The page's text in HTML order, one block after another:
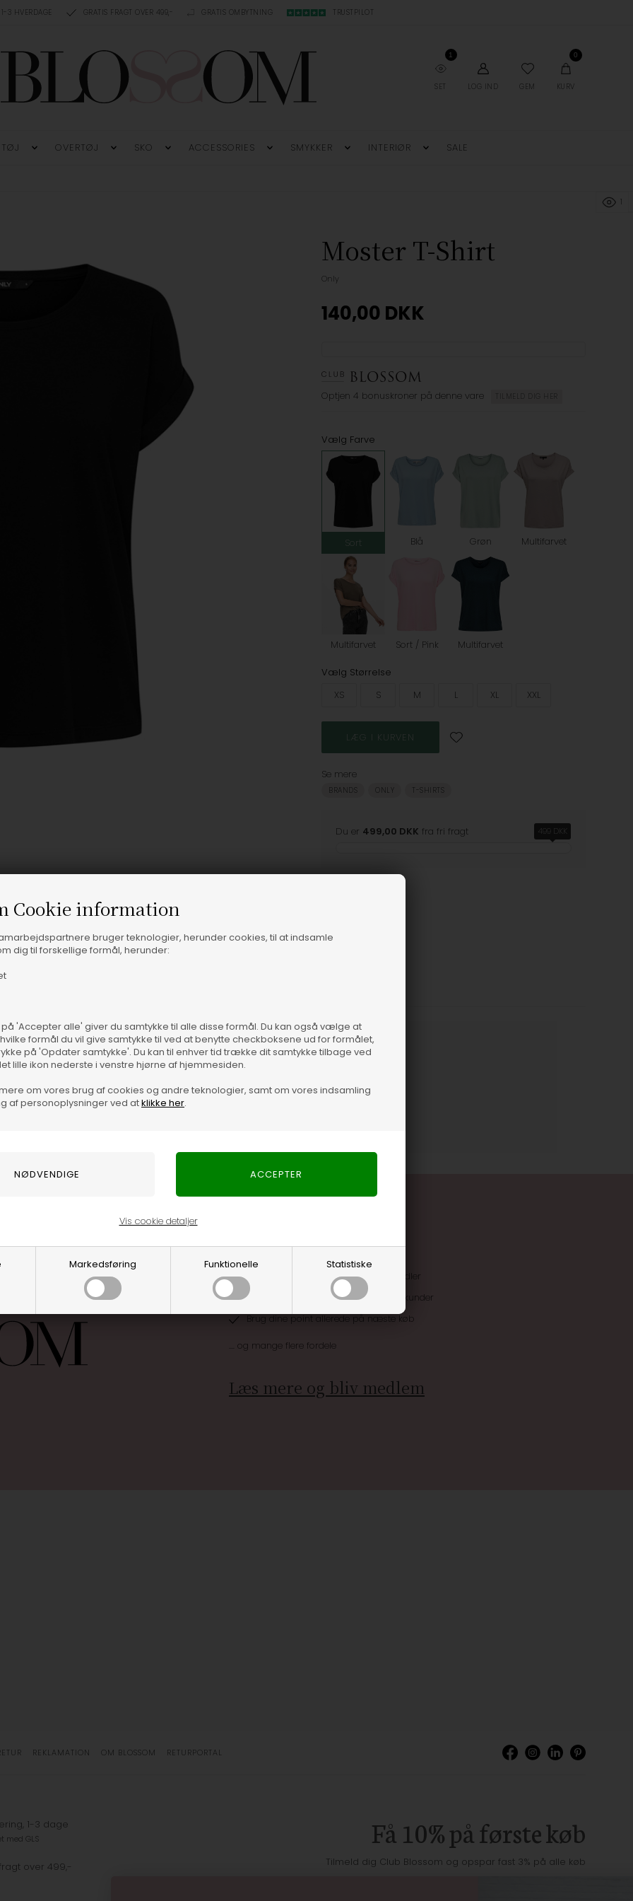
Cookie information
bruger teknologier, herunder cookies, til at indsamle
dig til forskellige formål, herunder:
'Accepter alle' giver du samtykke til alle disse formål. Du kan også vælge at
formål du vil give samtykke til ved at benytte checkboksene ud for formålet,
på 'Opdater samtykke'. Du kan til enhver tid trække dit samtykke tilbage ved
lille ikon nederste i venstre hjørne af hjemmesiden.
om vores brug af cookies og andre teknologier, samt om vores indsamling
af personoplysninger ved atklikke her.
Markedsføring Funktionelle Statistiske
Vis cookie detaljer
3 HVERDAGE GRATIS FRAGT OVER 499,- GRATIS OMBYTNING TRUSTPILOT
SET
1
LOG IND GEM
0
KURV
TØJ OVERTØJ SKO ACCESSORIES SMYKKER INTERIØR SALE
Moster T-Shirt
Only
140,00 DKK
Optjen 4 bonuskroner på denne vare TILMELD DIG HER
Vælg Farve
Sort Blå Grøn Multifarvet
Multifarvet Sort / Pink Multifarvet
Vælg Størrelse
XS
S M L XL XXL
Se mere
BRANDS ONLY T-SHIRTS
Du er 499,00 DKK fra fri fragt 499 DKK
shirt er lavet i en skøn strækbar kvalitet, der gør den super
korte ærmer og findes i et hav af forskellige farver.Oplev
strækbar kvalitet, der gør den super behagelig at bære.
i et hav af forskellige farver.
Varenummer 21628
Optjen 3% i bonuskroner når du handler
Særlige, eksklusive tilbud kun til klubkunder
Brug dine point allerede på næste køb
.... og mange flere fordele
Læs mere og bliv medlem
REKLAMATION OM BLOSSOM RETURPORTAL
1-3 dage
med GLS
over 499,-
Få 10% på første køb
Tilmeld dig Club Blossom og opspar fast 3% på alle køb
1